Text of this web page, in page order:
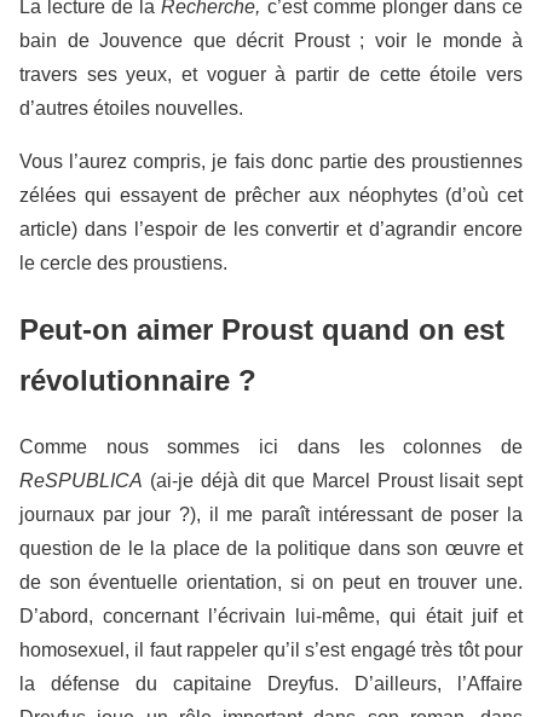
La lecture de laRecherche, c’est comme plonger dans ce
bain de Jouvence que décrit Proust ; voir le monde à
travers ses yeux, et voguer à partir de cette étoile vers
d’autres étoiles nouvelles.
Vous l’aurez compris, je fais donc partie des proustiennes
zélées qui essayent de prêcher aux néophytes (d’où cet
article) dans l’espoir de les convertir et d’agrandir encore
le cercle des proustiens.
Peut-on aimer Proust quand on est
révolutionnaire ?
Comme nous sommes ici dans les colonnes de
ReSPUBLICA (ai-je déjà dit que Marcel Proust lisait sept
journaux par jour ?), il me paraît intéressant de poser la
question de le la place de la politique dans son œuvre et
de son éventuelle orientation, si on peut en trouver une.
D’abord, concernant l’écrivain lui-même, qui était juif et
homosexuel, il faut rappeler qu’il s’est engagé très tôt pour
la défense du capitaine Dreyfus. D’ailleurs, l’Affaire